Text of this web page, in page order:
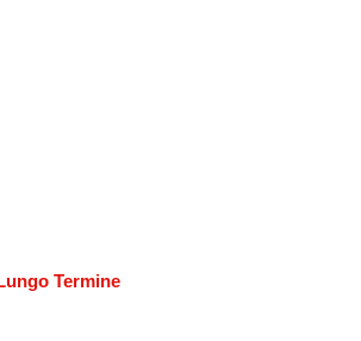
Termine